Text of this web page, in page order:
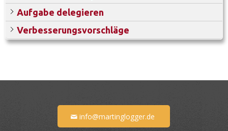
Aufgabe delegieren
Verbesserungsvorschläge
info@martinglogger.de